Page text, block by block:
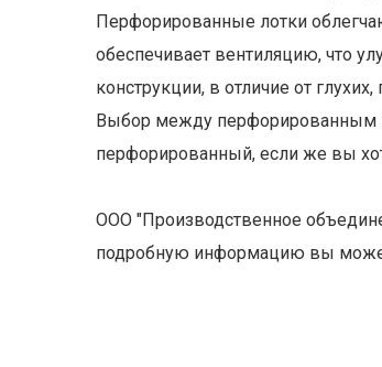
Перфорированные лотки
обеспечивает вентиляцию, что
конструкции, в отличие от
Выбор между перфорированным и
перфорированный, если же вы
ООО "Производственное
подробную информацию вы